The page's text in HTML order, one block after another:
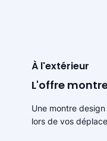
À l'extérieur
L'offre
Une montre
lors de vos